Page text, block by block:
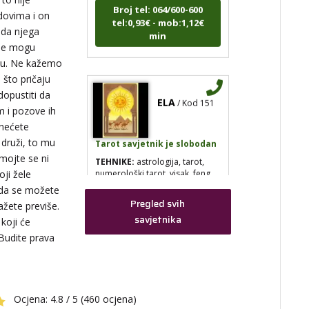
i on
njega
mogu
Ne kažemo
što pričaju
da
i pozove ih
to mu
se ni
žele
se možete
previše.
će
prava
tel:0,93€ - mob:1,12€
min
/ Kod 151
Tarot savjetnik je slobodan
TEHNIKE:astrologija, tarot,
numerološki tarot, visak, feng
shui numerologija, anđeoski
anđeoske karte, iscjeljivanje
anđeoskim energijama
Pregled svih
savjetnika
Ocjena: 4.8 / 5 (460 ocjena)